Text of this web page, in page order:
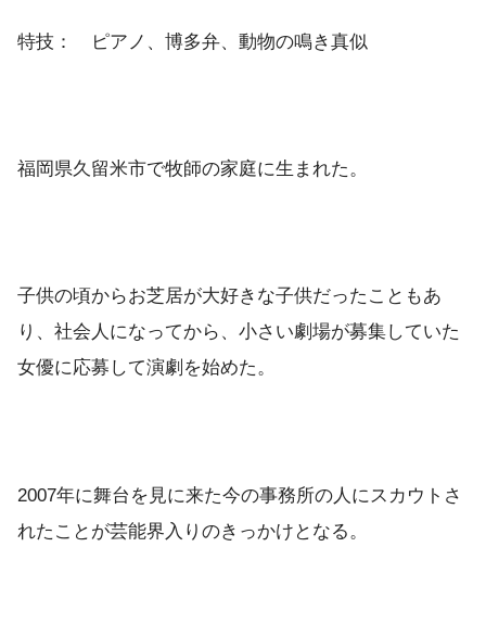
特技： ピアノ、博多弁、動物の鳴き真似
福岡県久留米市で牧師の家庭に生まれた。
子供の頃からお芝居が大好きな子供だったこともあ
り、社会人になってから、小さい劇場が募集していた
女優に応募して演劇を始めた。
2007年に舞台を見に来た今の事務所の人にスカウトさ
れたことが芸能界入りのきっかけとなる。